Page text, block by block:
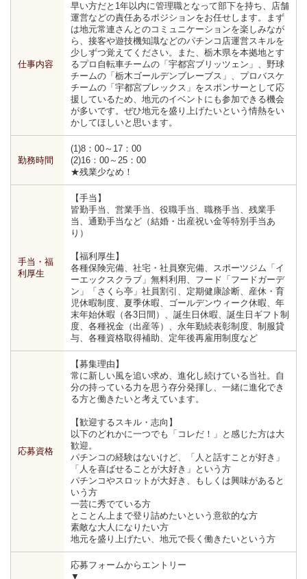
仕事内容
早い方だと1年以内に管理職となって部下を持ち、店舗
運営などの責任あるポジションをお任せします。まず
は地元常連さんとのコミュニケーションを楽しみなが
ら、接客や遊技機知識などのパチンコ店運営スキルを
少しずつ覚えてください。また、栃木県を本拠地とす
るプロ自転車チームの「宇都宮ブリッツェン」、野球
チームの「栃木ゴールデンブレーブス」、プロバスケ
チームの「宇都宮ブレックス」をスポンサーとして応
援しているため、地元のイベントにも参加できる機会
が多いです。ぜひ地元を盛り上げたいという情熱をい
かしてほしいと思います。
勤務時間
(1)8：00～17：00
(2)16：00～25：00
★残業少なめ！
手当・福
利厚生
【手当】
皆勤手当、営業手当、役職手当、職務手当、残業手
当、通勤手当など（結婚・出産祝い金等特別手当あ
り）
【福利厚生】
各種保険完備、社宅・社員寮完備、スポーツジム「イ
ーエックスクラブ」無料利用、フード「フードガーデ
ン」「さくら亭」社員割引、定期健康診断、産休・育
児休暇制度、夏季休暇、ゴールデンウィーク休暇、年
末年始休暇（各3日間）、誕生日休暇、誕生日ギフト制
度、各種祝金（出産等）、永年勤続表彰制度、制服貸
与、各種資格取得補助、定年後再雇用制度など
応募資格
【募集理由】
常に新しい風を追い求め、進化し続けている当社。自
分の持っている力を思う存分発揮し、一緒に進化でき
る方と働きたいと考えています。
【歓迎するスキル・志向】
以下のどれかに一つでも「コレだ！」と感じた方は大
歓迎。
パチンコの経験はないけど、「人と話すことが好き」
「人を喜ばせることが大好き」という方
パチンコやスロットが大好き、もしくは興味があると
いう方
一芸に秀でている方
とことん上まで登り詰めたいという意欲的な方
素敵な大人になりたい方
地元を盛り上げたい、地元で長く働きたいという方
応募フォームからエントリー
▼